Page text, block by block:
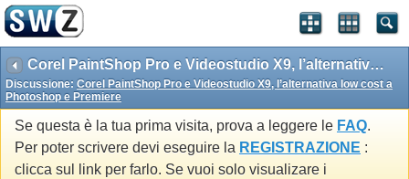
Corel PaintShop Pro e Videostudio X9, l’alternativa low cost a Photoshop e Premiere
Discussione: Corel PaintShop Pro e Videostudio X9, l’alternativa low cost a
Photoshop e Premiere
Se questa è la tua prima visita, prova a leggere le FAQ.
Per poter scrivere devi eseguire la REGISTRAZIONE :
clicca sul link per farlo. Se vuoi solo visualizare i